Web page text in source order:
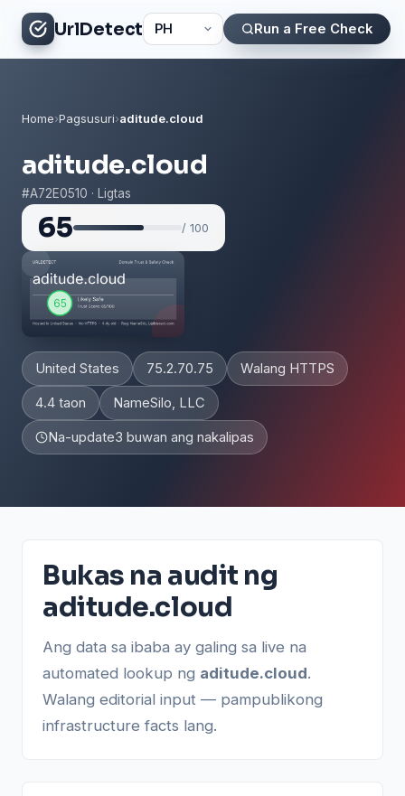
UrlDetect Run a Free Check
Home›Pagsusuri›aditude.cloud
aditude.cloud
#A72E0510 · Ligtas
65 / 100
United States 75.2.70.75 Walang HTTPS
4.4 taon NameSilo, LLC
Na-update3 buwan ang nakalipas
Bukas na audit ng
aditude.cloud
Ang data sa ibaba ay galing sa live na
automated lookup ng aditude.cloud.
Walang editorial input — pampublikong
infrastructure facts lang.